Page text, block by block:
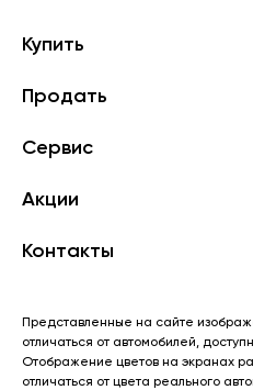
Купить
Продать
Сервис
Акции
Контакты
Представленные на сайте
отличаться от автомобилей,
Отображение цветов на экранах
отличаться от цвета реального